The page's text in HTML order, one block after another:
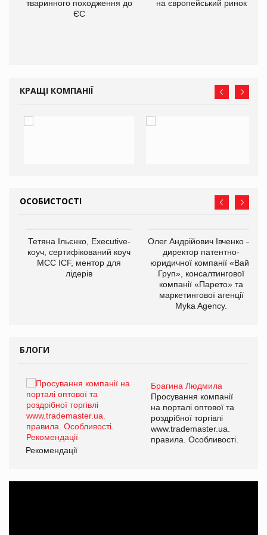
тваринного походження до
ЄС
на європейський ринок
КРАЩІ КОМПАНІЇ
ОСОБИСТОСТІ
Тетяна Ільєнко, Executive-
коуч, сертифікований коуч
МСС ICF, ментор для
лідерів
Олег Андрійович Івченко —
директор патентно-
юридичної компанії «Вайз
Груп», консалтингової
компанії «Парето» та
маркетингової агенції
Myka Agency.
БЛОГИ
Брагина Людмила
Просування компанії
на порталі оптової та
роздрібної торгівлі
www.trademaster.ua.
правила. Особливості.
Рекомендації